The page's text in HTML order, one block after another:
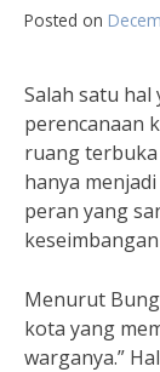
Posted on
Salah satu
perencanaan
ruang
hanya
peran yang
Menurut
kota yang
warganya.”